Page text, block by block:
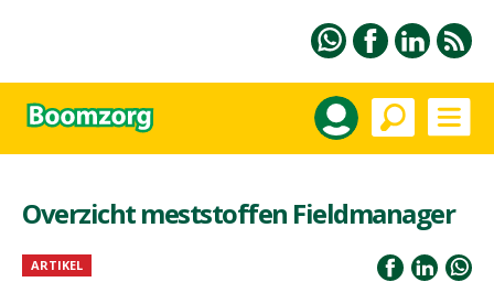
Overzicht meststoffen Fieldmanager
ARTIKEL